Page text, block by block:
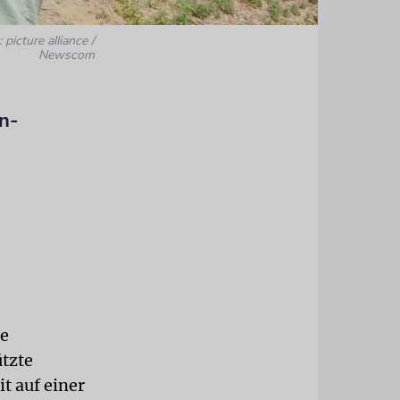
picture alliance /
Newscom
auf einer